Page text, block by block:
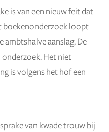
is van een nieuw feit dat
boekenonderzoek loopt
ambtshalve aanslag. De
Het niet
is volgens het hof een
van kwade trouw bij